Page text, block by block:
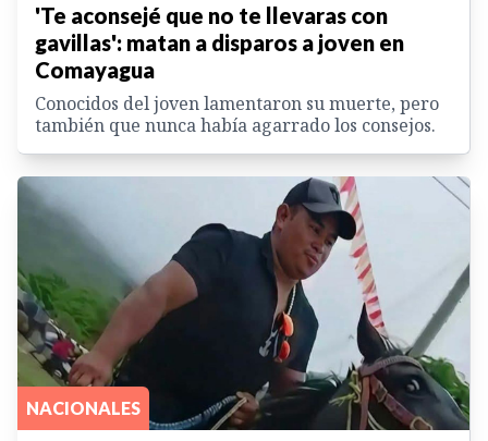
'Te aconsejé que no te llevaras con
gavillas': matan a disparos a joven en
Comayagua
Conocidos del joven lamentaron su muerte, pero
también que nunca había agarrado los consejos.
NACIONALES